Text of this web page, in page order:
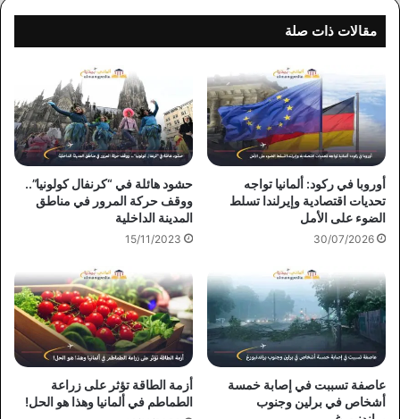
مقالات ذات صلة
أوروبا في ركود: ألمانيا تواجه
تحديات اقتصادية وإيرلندا تسلط
الضوء على الأمل
30/07/2026
حشود هائلة في “كرنفال كولونيا”..
ووقف حركة المرور في مناطق
المدينة الداخلية
15/11/2023
عاصفة تسببت في إصابة خمسة
أشخاص في برلين وجنوب
أزمة الطاقة تؤثر على زراعة
الطماطم في ألمانيا وهذا هو الحل!